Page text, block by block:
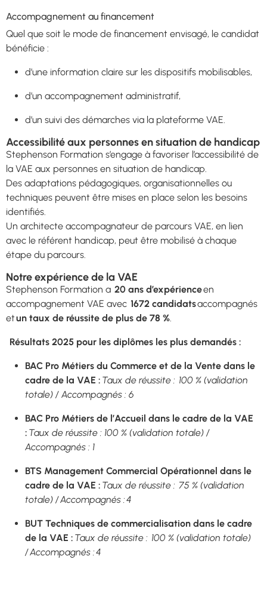
Accompagnement au financement
Quel que soit le mode de financement envisagé, le candidat
bénéficie :
d’une information claire sur les dispositifs mobilisables,
d’un accompagnement administratif,
d’un suivi des démarches via la plateforme VAE.
Accessibilité aux personnes en situation de handicap
Stephenson Formation s’engage à favoriser l’accessibilité de
la VAE aux personnes en situation de handicap.
Des adaptations pédagogiques, organisationnelles ou
techniques peuvent être mises en place selon les besoins
identifiés.
Un architecte accompagnateur de parcours VAE, en lien
avec le référent handicap, peut être mobilisé à chaque
étape du parcours.
Notre expérience de la VAE
Stephenson Formation a 20 ans d’expérienceen
accompagnement VAE avec 1672 candidatsaccompagnés
etun taux de réussite de plus de 78 %
Résultats 2025 pour les diplômes les plus demandés :
BAC Pro Métiers du Commerce et de la Vente dans le
cadre de la VAE : Taux de réussite : 100 % (validation
totale) / Accompagnés : 6
BAC Pro Métiers de l’Accueil dans le cadre de la VAE
: Taux de réussite : 100 % (validation totale) /
Accompagnés : 1
BTS Management Commercial Opérationnel dans le
cadre de la VAE : Taux de réussite : 75 % (validation
totale) / Accompagnés : 4
BUT Techniques de commercialisation dans le cadre
de la VAE : Taux de réussite : 100 % (validation totale)
/ Accompagnés : 4